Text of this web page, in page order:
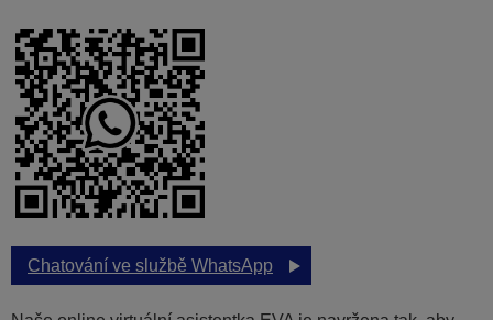
Chatování ve službě WhatsApp